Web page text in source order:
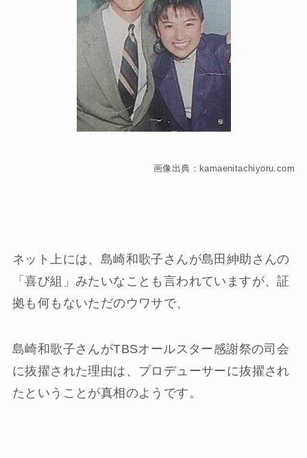
画像出典：kamaenitachiyoru.com
ネット上には、島崎和歌子さんが島田紳助さんの
「喜び組」みたいなことも言われていますが、証
拠も何もないただのウワサで、
島崎和歌子さんがTBSオールスター感謝祭の司会
に抜擢された理由は、プロデューサーに抜擢され
たということが真相のようです。